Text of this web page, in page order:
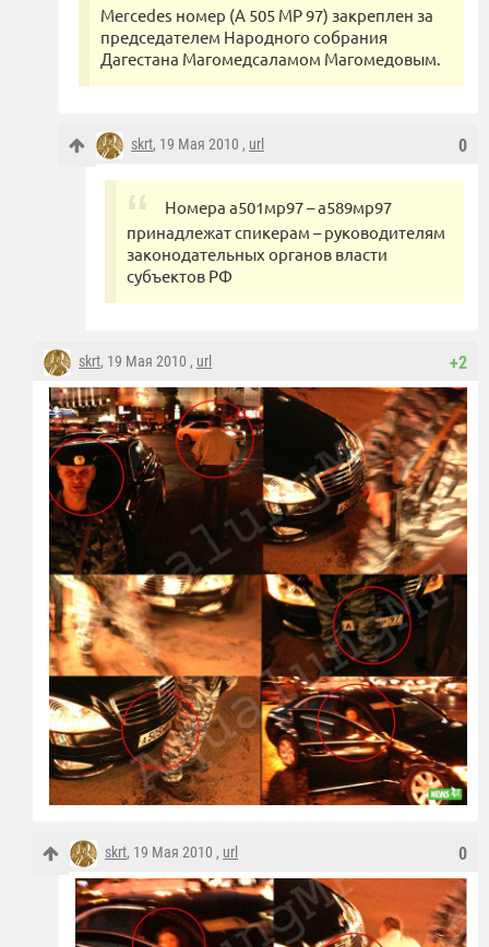
Mercedes номер (А 505 МР 97) закреплен за
председателем Народного собрания
Дагестана Магомедсаламом Магомедовым.
0
skrt, 19 Мая 2010 , url
Номера а501мр97 – а589мр97
принадлежат спикерам – руководителям
законодательных органов власти
субъектов РФ
+2
skrt, 19 Мая 2010 , url
0
skrt, 19 Мая 2010 , url